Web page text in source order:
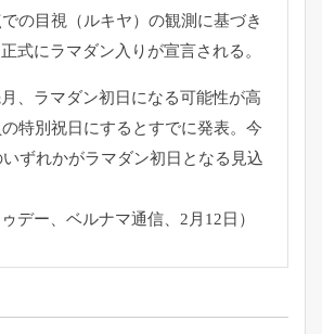
の目視（ルキヤ）の観測に基づき
正式にラマダン入りが宣言される。
、 ラマダン初日になる可能性が高
特別祝日にする とすでに発表。今
いずれかがラマダン初日となる見込
デー、ベルナマ通信、2月12日）